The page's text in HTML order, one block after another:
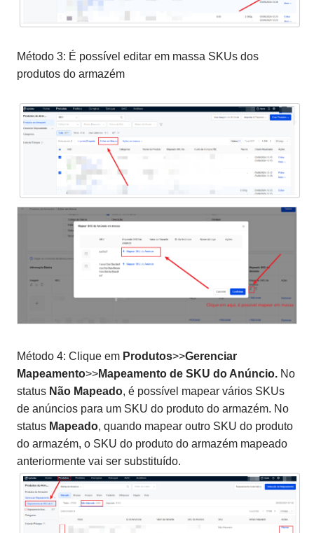
Método 3: É possível editar em massa SKUs dos
produtos do armazém
Método 4: Clique em Produtos>>Gerenciar
Mapeamento>>Mapeamento de SKU do Anúncio. No
status Não Mapeado, é possível mapear vários SKUs
de anúncios para um SKU do produto do armazém. No
status Mapeado, quando mapear outro SKU do produto
do armazém, o SKU do produto do armazém mapeado
anteriormente vai ser substituído.